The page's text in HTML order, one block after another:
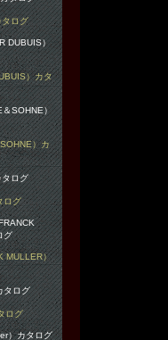
タログ
）カタ
）カ
ログ
MULLER）
ログ